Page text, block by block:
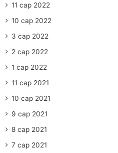
11 сар 2022
10 сар 2022
3 сар 2022
2 сар 2022
1 сар 2022
11 сар 2021
10 сар 2021
9 сар 2021
8 сар 2021
7 сар 2021